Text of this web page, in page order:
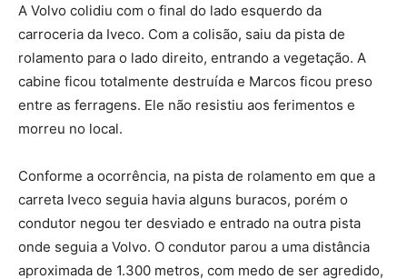
A Volvo colidiu com o final do lado esquerdo da
carroceria da Iveco. Com a colisão, saiu da pista de
rolamento para o lado direito, entrando a vegetação. A
cabine ficou totalmente destruída e Marcos ficou preso
entre as ferragens. Ele não resistiu aos ferimentos e
morreu no local.
Conforme a ocorrência, na pista de rolamento em que a
carreta Iveco seguia havia alguns buracos, porém o
condutor negou ter desviado e entrado na outra pista
onde seguia a Volvo. O condutor parou a uma distância
aproximada de 1.300 metros, com medo de ser agredido,